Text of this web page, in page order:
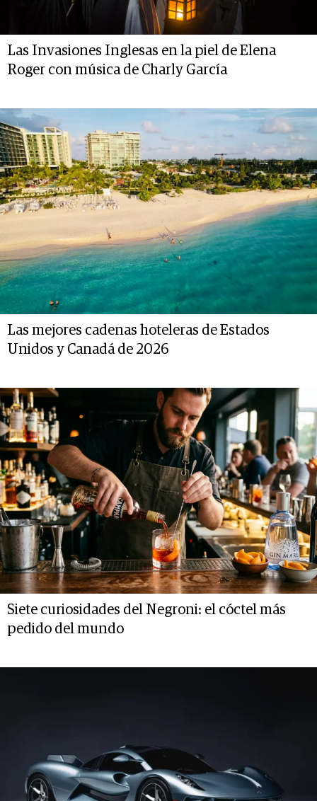
Las Invasiones Inglesas en la piel de Elena
Roger con música de Charly García
Las mejores cadenas hoteleras de Estados
Unidos y Canadá de 2026
Siete curiosidades del Negroni: el cóctel más
pedido del mundo